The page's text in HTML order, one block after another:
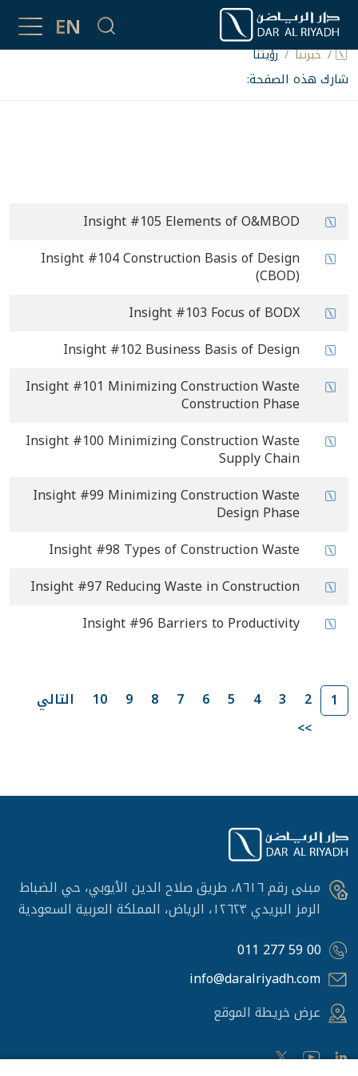
EN رؤيتنا
خبرتُنا رؤيتنا
شارك هذه الصفحة:
Insight #105 Elements of O&MBOD
Insight #104 Construction Basis of Design
(CBOD)
Insight #103 Focus of BODX
Insight #102 Business Basis of Design
Insight #101 Minimizing Construction Waste
Construction Phase
Insight #100 Minimizing Construction Waste
Supply Chain
Insight #99 Minimizing Construction Waste
Design Phase
Insight #98 Types of Construction Waste
Insight #97 Reducing Waste in Construction
Insight #96 Barriers to Productivity
1
2
3
4
5
6
7
8
9
10
التالي
>>
مبنى رقم ٨٦١٦، طريق صلاح الدين الأيوبي، حي الضباط
الرمز البريدي ١٢٦٢٣، الرياض، المملكة العربية السعودية
011 277 59 00
info@daralriyadh.com
عرض خريطة الموقع